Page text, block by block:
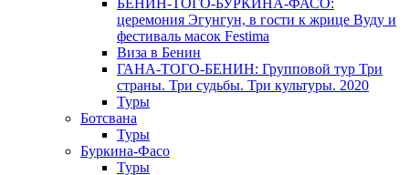
БЕНИН-ТОГО-БУРКИНА-ФАСО:
церемония Эгунгун, в гости к жрице Вуду и
фестиваль масок Festima
Виза в Бенин
ГАНА-ТОГО-БЕНИН: Групповой тур Три
страны. Три судьбы. Три культуры. 2020
Туры
Ботсвана
Туры
Буркина-Фасо
Туры